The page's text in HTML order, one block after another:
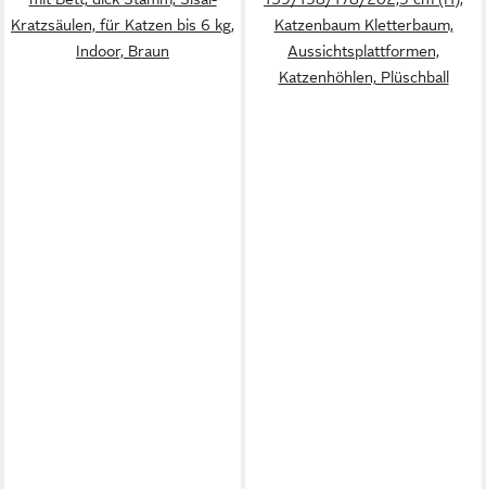
Kratzsäulen, für Katzen bis 6 kg,
Indoor, Braun
Katzenbaum Kletterbaum,
Aussichtsplattformen,
Katzenhöhlen, Plüschball